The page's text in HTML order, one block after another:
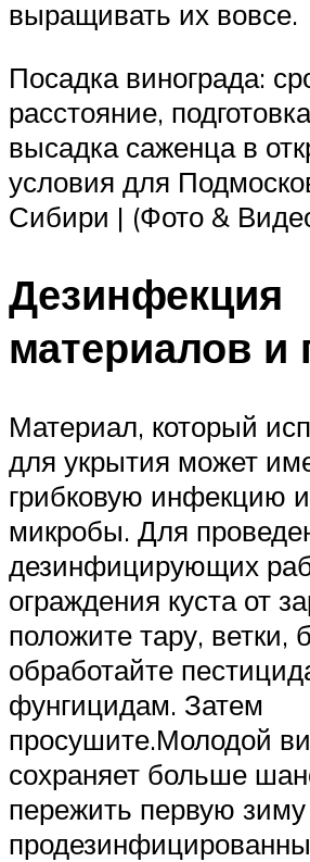
выращивать их вовсе.
Посадка винограда:
расстояние,
высадка саженца в
условия для
Сибири | (Фото &
Дезинфекция
материалов и
Материал, который
для укрытия может
грибковую инфекцию
микробы. Для
дезинфицирующих
ограждения куста от
положите тару, ветки,
обработайте
фунгицидам. Затем
просушите.Молодой
сохраняет больше
пережить первую